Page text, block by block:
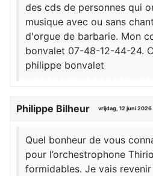
des cds de personnes qui
musique avec ou sans
d'orgue de barbarie. Mon
bonvalet 07-48-12-44-24.
philippe bonvalet
Philippe Bilheur vrijdag, 12 juni 2026
Quel bonheur de vous
pour l’orchestrophone
formidables. Je vais